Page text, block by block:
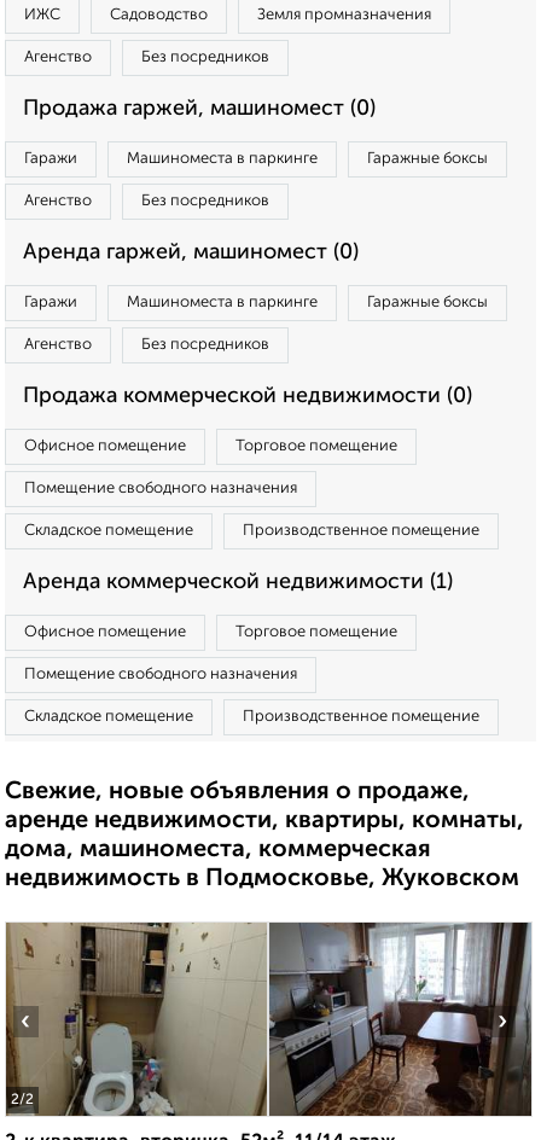
ИЖС Садоводство Земля промназначения
Агенство Без посредников
Продажа гаржей, машиномест (0)
Гаражи Машиноместа в паркинге Гаражные боксы
Агенство Без посредников
Аренда гаржей, машиномест (0)
Гаражи Машиноместа в паркинге Гаражные боксы
Агенство Без посредников
Продажа коммерческой недвижимости (0)
Офисное помещение Торговое помещение
Помещение свободного назначения
Складское помещение Производственное помещение
Аренда коммерческой недвижимости (1)
Офисное помещение Торговое помещение
Помещение свободного назначения
Складское помещение Производственное помещение
Свежие, новые объявления о продаже,
аренде недвижимости, квартиры, комнаты,
дома, машиноместа, коммерческая
недвижимость в Подмосковье, Жуковском
2/2
‹ ›